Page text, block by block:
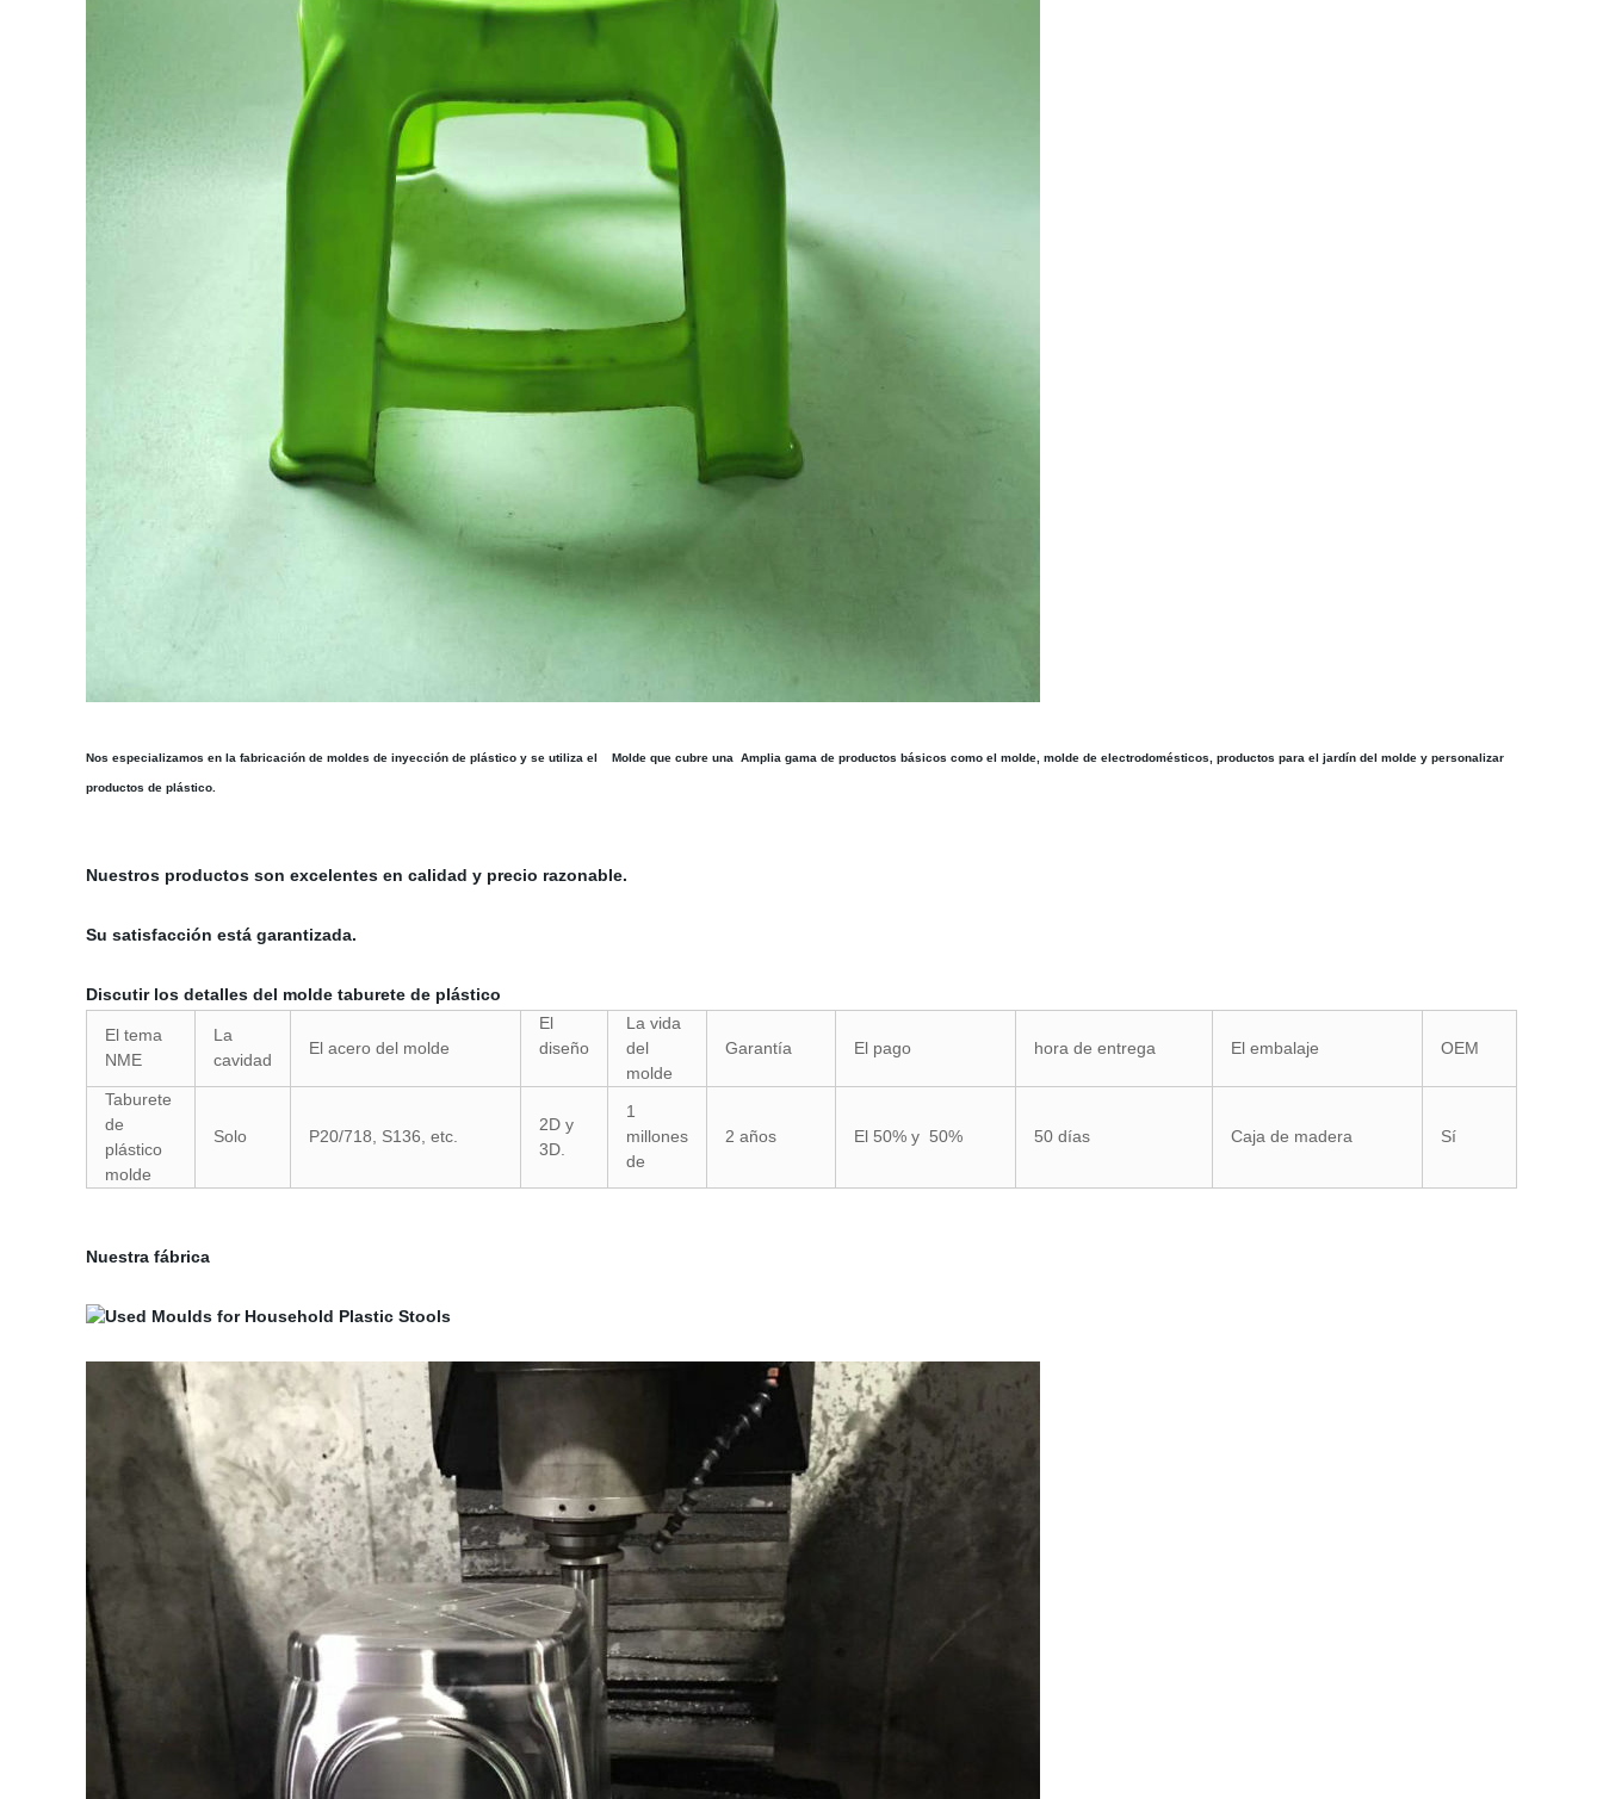
Nos especializamos en la fabricación de moldes de inyección de plástico y se utiliza el Molde que cubre una Amplia gama de productos básicos como el molde, molde de electrodomésticos, productos para el jardín del molde y personalizar
productos de plástico.
Nuestros productos son excelentes en calidad y precio razonable.
Su satisfacción está garantizada.
Discutir los detalles del molde taburete de plástico
El tema
NME
La
cavidad
El acero del molde
El
diseño
La vida
del
molde
Garantía El pago hora de entrega El embalaje OEM
Taburete
de
plástico
molde
Solo P20/718, S136, etc.
2D y
3D.
1
millones
de
2 años El 50% y 50% 50 días Caja de madera Sí
Nuestra fábrica